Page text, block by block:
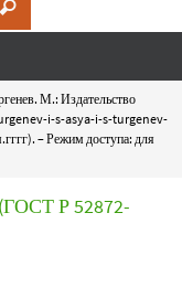
М.: Издательство
i-s-asya-i-s-turgenev-
– Режим доступа: для
Р 52872-